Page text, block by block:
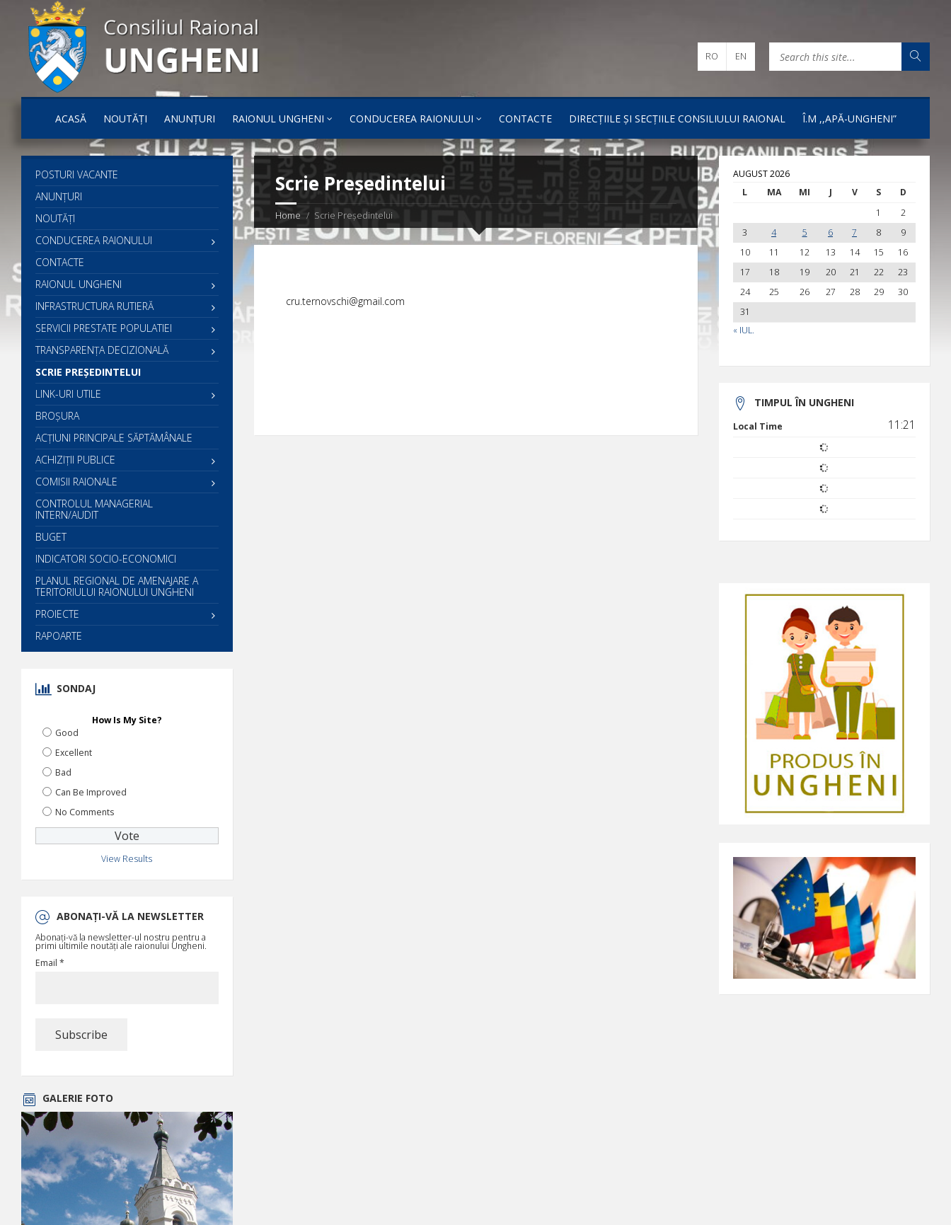
ACASĂ NOUTĂȚI ANUNȚURI RAIONUL UNGHENI CONDUCEREA RAIONULUI CONTACTE DIRECȚIILE ȘI SECȚIILE CONSILIULUI RAIONAL Î.M ,,APĂ-UNGHENI”
RO EN
Scrie Preşedintelui
Home Scrie Preşedintelui
cru.ternovschi@gmail.com
POSTURI VACANTE
ANUNȚURI
NOUTĂȚI
CONDUCEREA RAIONULUI
CONTACTE
RAIONUL UNGHENI
INFRASTRUCTURA RUTIERĂ
SERVICII PRESTATE POPULATIEI
TRANSPARENȚA DECIZIONALĂ
SCRIE PREŞEDINTELUI
LINK-URI UTILE
BROȘURA
ACŢIUNI PRINCIPALE SĂPTĂMÂNALE
ACHIZIȚII PUBLICE
COMISII RAIONALE
CONTROLUL MANAGERIAL
INTERN/AUDIT
BUGET
INDICATORI SOCIO-ECONOMICI
PLANUL REGIONAL DE AMENAJARE A
TERITORIULUI RAIONULUI UNGHENI
PROIECTE
RAPOARTE
SONDAJ
How Is My Site?
Good
Excellent
Bad
Can Be Improved
No Comments
View Results
ABONAȚI-VĂ LA NEWSLETTER
Abonați-vă la newsletter-ul nostru pentru a
primi ultimile noutăți ale raionului Ungheni.
Email *
GALERIE FOTO
AUGUST 2026
L
MA MI J V S D
« IUL.
1
2
3
4 5 6 7 8
9
10
11 12 13 14 15
16
17
18 19 20 21 22
23
24
25 26 27 28 29
30
31
TIMPUL ÎN UNGHENI
Local Time 11:21